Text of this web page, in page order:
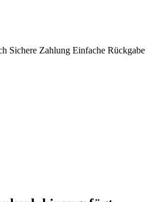
Sichere Zahlung Einfache Rückgabe